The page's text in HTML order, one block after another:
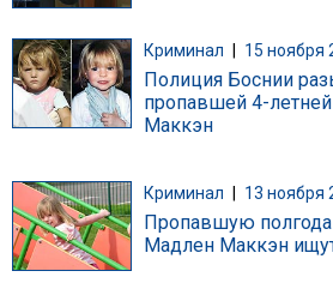
Криминал 15 ноября
Полиция Боснии
пропавшей 4-
Маккэн
Криминал 13 ноября
Пропавшую
Мадлен Маккэн